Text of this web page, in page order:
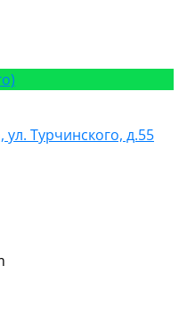
Турчинского, д.55